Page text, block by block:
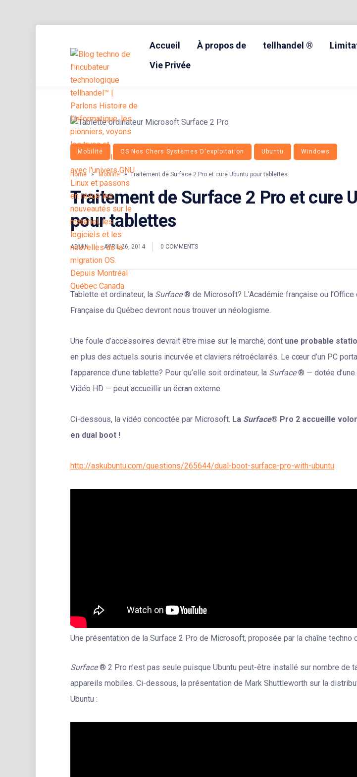
{ + }
BLOG TECHNOLOGIQUE DU HUB | MIGRATION GNU LINUX
Accueil À propos de tellhandel ®
Vie Privée
Mobilité OS Nos Chers Systèmes D'exploitation Ubuntu Windows
Home » Mobilité » Traitement de Surface 2 Pro et cure Ubuntu pour tablettes
Traitement de Surface 2 Pro et cure
pour tablettes
ADMIN AVRIL 26, 2014 0 COMMENTS
Tablette et ordinateur, la Surface® de Microsoft? L’Académie française ou l’Office
Française du Québec devront nous trouver un néologisme.
Une foule d’accessoires devrait être mise sur le marché, dont une probable
en plus des actuels souris incurvée et claviers rétroéclairés. Le cœur d’un PC
l’apparence d’une tablette? Pour qu’elle soit ordinateur, la Surface® — dotée d’une
Vidéo HD — peut accueillir un écran externe.
Ci-dessous, la vidéo concoctée par Microsoft. La Surface® Pro 2 accueille
en dual boot !
http://askubuntu.com/questions/265644/dual-boot-surface-pro-with-ubuntu
Une présentation de la Surface 2 Pro de Microsoft, proposée par la chaîne techno
Surface® 2 Pro n’est pas seule puisque Ubuntu peut-être installé sur nombre de
appareils mobiles. Ci-dessous, la présentation de Mark Shuttleworth sur la
Ubuntu :